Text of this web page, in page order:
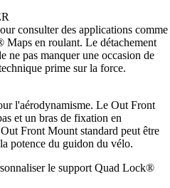
consulter des applications comme
en roulant. Le détachement
ne pas manquer une occasion de
prime sur la force.
l'aérodynamisme. Le Out Front
et un bras de fixation en
Front Mount standard peut être
potence du guidon du vélo.
le support Quad Lock®